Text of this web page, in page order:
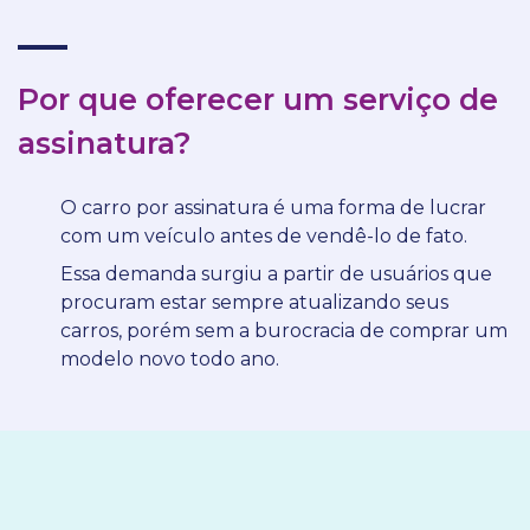
Por que oferecer um serviço de
assinatura?
O carro por assinatura é uma forma de lucrar
com um veículo antes de vendê-lo de fato.
Essa demanda surgiu a partir de usuários que
procuram estar sempre atualizando seus
carros, porém sem a burocracia de comprar um
modelo novo todo ano.